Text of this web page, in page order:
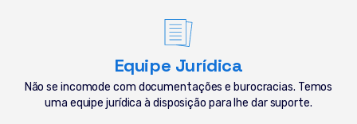
Equipe Jurídica
Não se incomode com documentações e burocracias. Temos
uma equipe jurídica à disposição para lhe dar suporte.